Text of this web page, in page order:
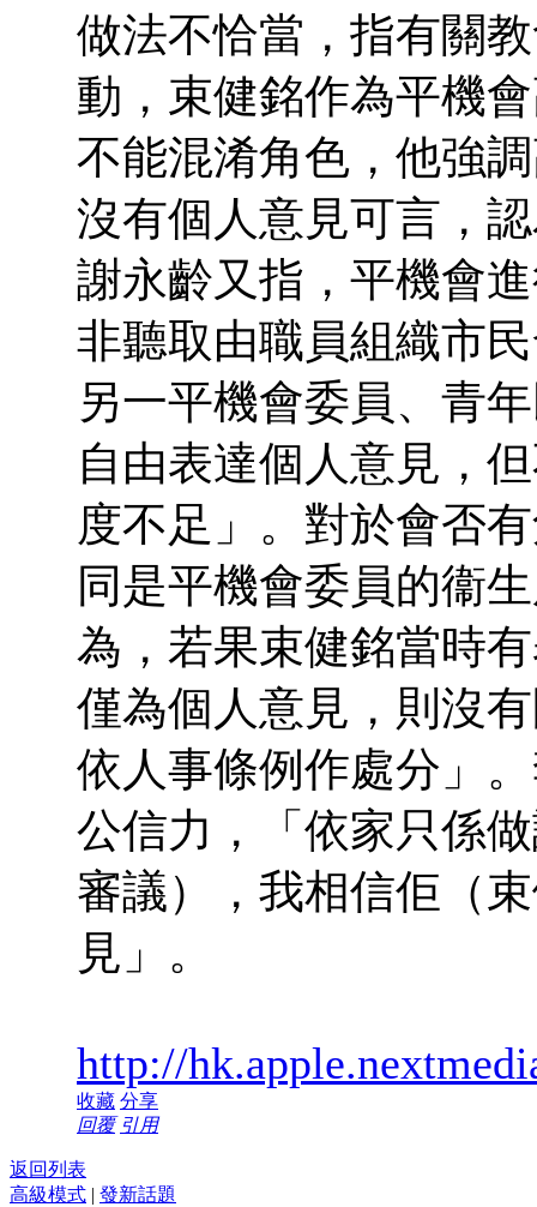
做法不恰當，指有關
動，束健銘作為平機
不能混淆角色，他強
沒有個人意見可言，
謝永齡又指，平機會
非聽取由職員組織市
另一平機會委員、青
自由表達個人意見，
度不足」。對於會否
同是平機會委員的衞
為，若果束健銘當時
僅為個人意見，則沒
依人事條例作處分」
公信力，「依家只係
審議），我相信佢（
見」。
http://
收藏 分享
回覆 引用
返回列表
高級模式 | 發新話題